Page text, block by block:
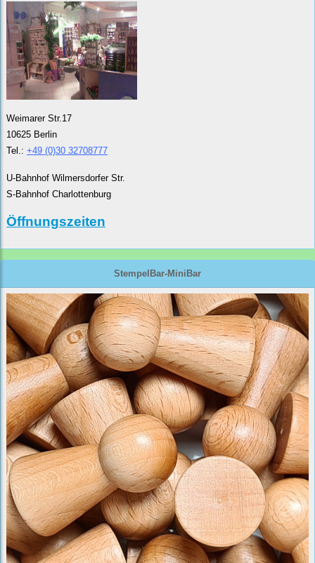
Weimarer Str.17
10625 Berlin
Tel.: +49 (0)30 32708777
U-Bahnhof Wilmersdorfer Str.
S-Bahnhof Charlottenburg
Öffnungszeiten
StempelBar-MiniBar